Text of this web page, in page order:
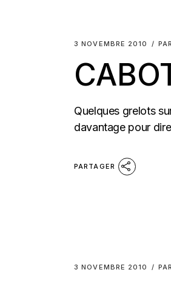
3 NOVEMBRE 2010 PAR
Quelques grelots
davantage pour
PARTAGER
3 NOVEMBRE 2010 PAR